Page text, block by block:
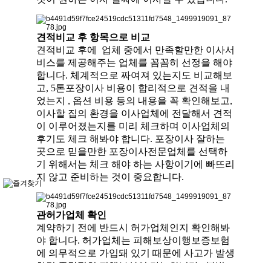
견적비교 후 항목으로 비교
견적비교 후에 업체 중에서 만족할만한 이사서
비스를 제공해주는 업체를 꼼꼼히 선정을 해야
합니다. 체계적으로 짜여져 있는지도 비교해보
고, 5톤포장이사 비용이 합리적으로 견적을 내
었는지 , 옵션 비용 등의 내용을 꼭 확인해보고,
이사할 집의 환경을 이사업체에 전달해서 견적
이 이루어졌는지를 미리 체크하며 이사업체의
후기도 체크 해봐야 합니다. 포장이사 잘하는
곳으로 믿을만한 포장이사전문업체를 선택하
기 위해서는 체크 해야 하는 사항이기에 빠뜨리
지 않고 준비하는 것이 중요합니다.
관허가업체 확인
계약하기 전에 반드시 허가업체인지 확인해봐
야 합니다. 허가업체는 피해보상이행보증보험
에 의무적으로 가입돼 있기 때문에 사고가 발생